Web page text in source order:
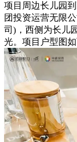
项目周边长儿园
团投资运营无限
司)，西侧为长儿
光。项目户型图如